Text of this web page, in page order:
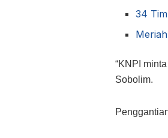
34
“KNPI
Sobolim.